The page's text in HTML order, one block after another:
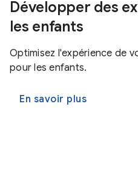
Développer des
les enfants
Optimisez l'expérience de
pour les enfants.
En savoir plus